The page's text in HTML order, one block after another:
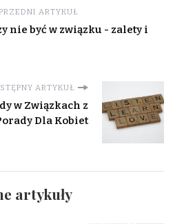
ARTYKUŁ
nie być w związku - zalety i
ARTYKUŁ
w Związkach z
Dla Kobiet
artykuły